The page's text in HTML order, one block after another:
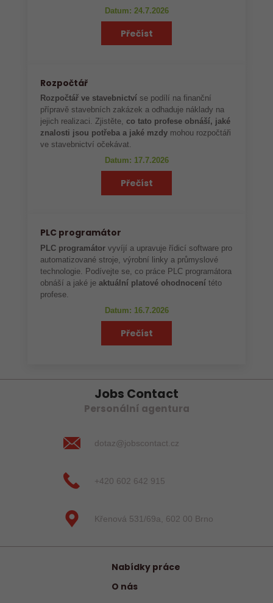
Datum: 24.7.2026
Přečíst
Rozpočtář
Rozpočtář ve stavebnictví se podílí na finanční
přípravě stavebních zakázek a odhaduje náklady na
jejich realizaci. Zjistěte,co tato profese obnáší, jaké
znalosti jsou potřeba a jaké mzdy mohou rozpočtáři
ve stavebnictví očekávat.
Datum: 17.7.2026
Přečíst
PLC programátor
PLC programátor vyvíjí a upravuje řídicí software pro
automatizované stroje, výrobní linky a průmyslové
technologie. Podívejte se, co práce PLC programátora
obnáší a jaké je aktuální platové ohodnocení této
profese.
Datum: 16.7.2026
Přečíst
Jobs Contact
Personální agentura
dotaz@jobscontact.cz
+420 602 642 915
Křenová 531/69a, 602 00 Brno
Nabídky práce
O nás